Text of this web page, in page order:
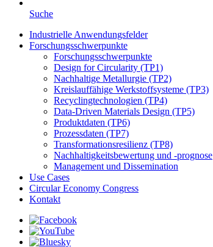
Suche
Industrielle Anwendungsfelder
Forschungsschwerpunkte
Forschungsschwerpunkte
Design for Circularity (TP1)
Nachhaltige Metallurgie (TP2)
Kreislauffähige Werkstoffsysteme (TP3)
Recyclingtechnologien (TP4)
Data-Driven Materials Design (TP5)
Produktdaten (TP6)
Prozessdaten (TP7)
Transformationsresilienz (TP8)
Nachhaltigkeitsbewertung und -prognose
Management und Dissemination
Use Cases
Circular Economy Congress
Kontakt